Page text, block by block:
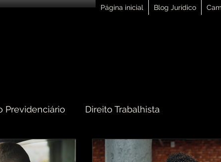
Página inicial Blog Jurídico
Previdenciário Direito Trabalhista
Médico Direito de Família Direito